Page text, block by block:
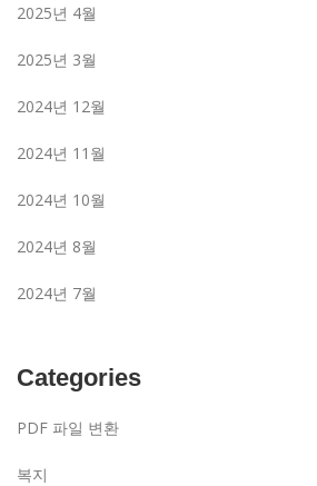
2025년 4월
2025년 3월
2024년 12월
2024년 11월
2024년 10월
2024년 8월
2024년 7월
Categories
PDF 파일 변환
복지